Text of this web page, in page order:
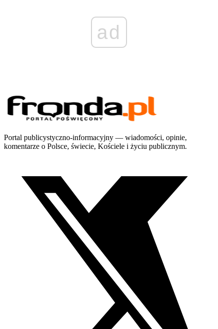
ad
Portal publicystyczno-informacyjny — wiadomości, opinie,
komentarze o Polsce, świecie, Kościele i życiu publicznym.